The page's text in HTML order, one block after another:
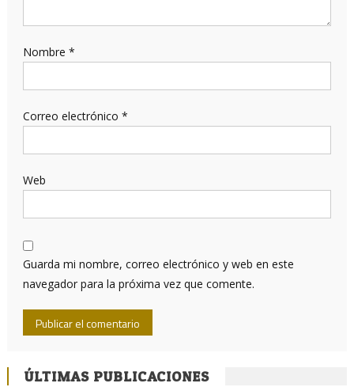
Nombre *
Correo electrónico *
Web
Guarda mi nombre, correo electrónico y web en este
navegador para la próxima vez que comente.
ÚLTIMAS PUBLICACIONES